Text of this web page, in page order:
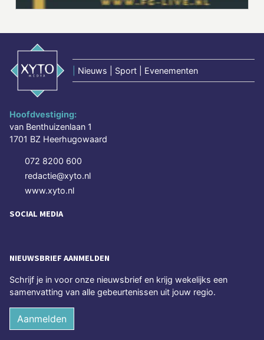
Nieuws | Sport | Evenementen
Hoofdvestiging:
van Benthuizenlaan 1
1701 BZ Heerhugowaard
072 8200 600
redactie@xyto.nl
www.xyto.nl
SOCIAL MEDIA
NIEUWSBRIEF AANMELDEN
Schrijf je in voor onze nieuwsbrief en krijg wekelijks een
samenvatting van alle gebeurtenissen uit jouw regio.
Aanmelden